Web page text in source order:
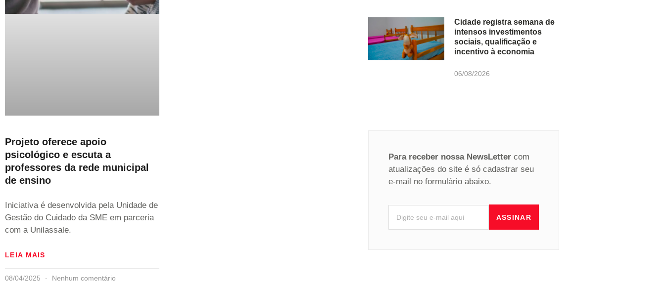
Projeto oferece apoio
psicológico e escuta a
professores da rede municipal
de ensino
Iniciativa é desenvolvida pela Unidade de
Gestão do Cuidado da SME em parceria
com a Unilassale.
LEIA MAIS
08/04/2025 Nenhum comentário
Cidade registra semana de
intensos investimentos
sociais, qualificação e
incentivo à economia
06/08/2026
Para receber nossa NewsLetter com
atualizações do site é só cadastrar seu
e-mail no formulário abaixo.
ASSINAR